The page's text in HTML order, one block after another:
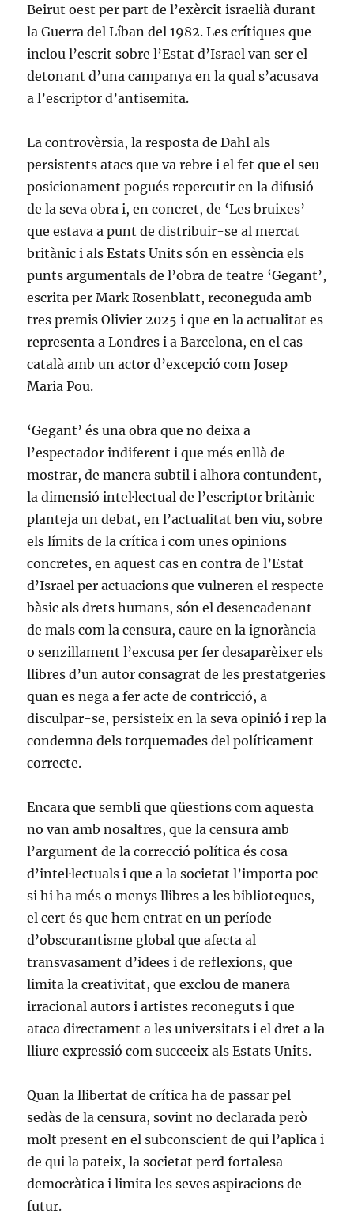
Beirut oest per part de l’exèrcit israelià durant
la Guerra del Líban del 1982. Les crítiques que
inclou l’escrit sobre l’Estat d’Israel van ser el
detonant d’una campanya en la qual s’acusava
a l’escriptor d’antisemita.
La controvèrsia, la resposta de Dahl als
persistents atacs que va rebre i el fet que el seu
posicionament pogués repercutir en la difusió
de la seva obra i, en concret, de ‘Les bruixes’
que estava a punt de distribuir-se al mercat
britànic i als Estats Units són en essència els
punts argumentals de l’obra de teatre ‘Gegant’,
escrita per Mark Rosenblatt, reconeguda amb
tres premis Olivier 2025 i que en la actualitat es
representa a Londres i a Barcelona, en el cas
català amb un actor d’excepció com Josep
Maria Pou.
‘Gegant’ és una obra que no deixa a
l’espectador indiferent i que més enllà de
mostrar, de manera subtil i alhora contundent,
la dimensió intel·lectual de l’escriptor britànic
planteja un debat, en l’actualitat ben viu, sobre
els límits de la crítica i com unes opinions
concretes, en aquest cas en contra de l’Estat
d’Israel per actuacions que vulneren el respecte
bàsic als drets humans, són el desencadenant
de mals com la censura, caure en la ignorància
o senzillament l’excusa per fer desaparèixer els
llibres d’un autor consagrat de les prestatgeries
quan es nega a fer acte de contricció, a
disculpar-se, persisteix en la seva opinió i rep la
condemna dels torquemades del políticament
correcte.
Encara que sembli que qüestions com aquesta
no van amb nosaltres, que la censura amb
l’argument de la correcció política és cosa
d’intel·lectuals i que a la societat l’importa poc
si hi ha més o menys llibres a les biblioteques,
el cert és que hem entrat en un període
d’obscurantisme global que afecta al
transvasament d’idees i de reflexions, que
limita la creativitat, que exclou de manera
irracional autors i artistes reconeguts i que
ataca directament a les universitats i el dret a la
lliure expressió com succeeix als Estats Units.
Quan la llibertat de crítica ha de passar pel
sedàs de la censura, sovint no declarada però
molt present en el subconscient de qui l’aplica i
de qui la pateix, la societat perd fortalesa
democràtica i limita les seves aspiracions de
futur.